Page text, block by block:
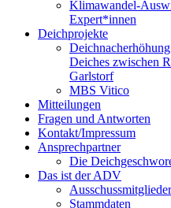
Klimawandel-
Expert*innen
Deichprojekte
Deiches zwischen
Garlstorf
MBS Vitico
Mitteilungen
Fragen und Antworten
Kontakt/Impressum
Ansprechpartner
Die
Das ist der ADV
Stammdaten